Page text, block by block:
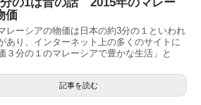
の1は昔の話 2015年のマレー
価
レーシアの物価は日本の約3分の１といわれ
あり、インターネット上の多くのサイトに
３分の１のマレーシアで豊かな生活」と
記事を読む